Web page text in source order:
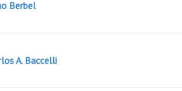
Berbel
A. Baccelli